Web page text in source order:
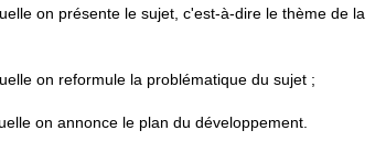
on présente le sujet, c'est-à-dire le thème de la
on reformule la problématique du sujet ;
on annonce le plan du développement.